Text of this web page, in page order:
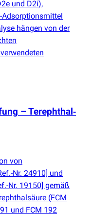
und D2i),
hängen von der
– Terephthal‑
von
Nr. 24910] und
Nr. 19150] gemäß
(FCM
und FCM 192